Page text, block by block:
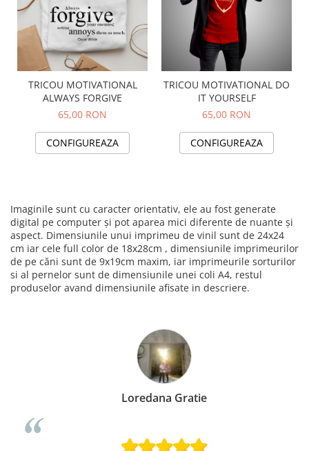
TRICOU MOTIVATIONAL
ALWAYS FORGIVE
65,00 RON
CONFIGUREAZA
TRICOU MOTIVATIONAL DO
IT YOURSELF
65,00 RON
CONFIGUREAZA
Imaginile sunt cu caracter orientativ, ele au fost generate
digital pe computer și pot aparea mici diferente de nuante și
aspect. Dimensiunile unui imprimeu de vinil sunt de 24x24
cm iar cele full color de 18x28cm , dimensiunile imprimeurilor
de pe căni sunt de 9x19cm maxim, iar imprimeurile sorturilor
si al pernelor sunt de dimensiunile unei coli A4, restul
produselor avand dimensiunile afisate in descriere.
Loredana Gratie